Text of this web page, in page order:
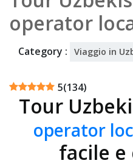
operator
Category : Viaggio in
5(134)
Tour
operator
facile e